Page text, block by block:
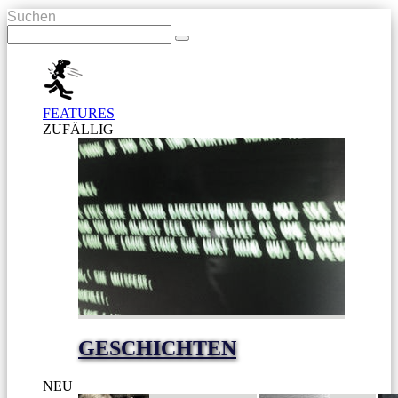
Suchen
FEATURES
ZUFÄLLIG
GESCHICHTEN
NEU